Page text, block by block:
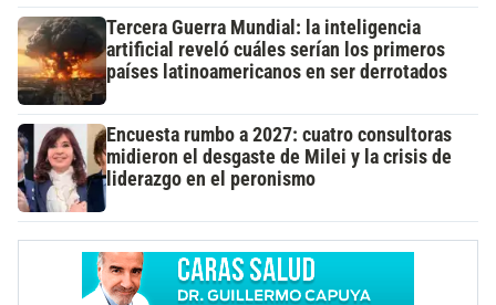
Tercera Guerra Mundial: la inteligencia
artificial reveló cuáles serían los primeros
países latinoamericanos en ser derrotados
Encuesta rumbo a 2027: cuatro consultoras
midieron el desgaste de Milei y la crisis de
liderazgo en el peronismo